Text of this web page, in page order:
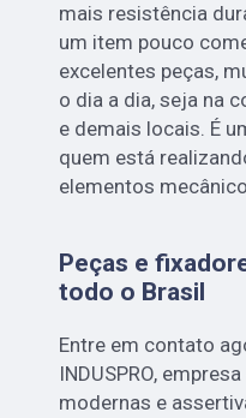
mais resistência
um item pouco
excelentes peças,
o dia a dia, seja na
e demais locais. É
quem está
elementos
Peças e
todo o Brasil
Entre em contato
INDUSPRO,
modernas e